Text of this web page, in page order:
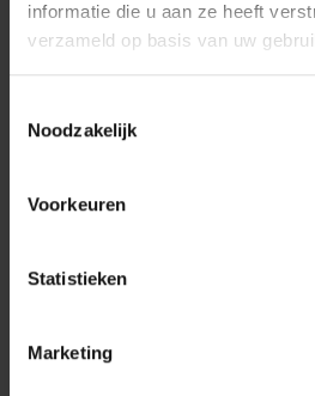
informatie die u aan ze heeft
verzameld op basis van uw
Noodzakelijk
Voorkeuren
Statistieken
Marketing
Dit vind je
Items van productcarrousel